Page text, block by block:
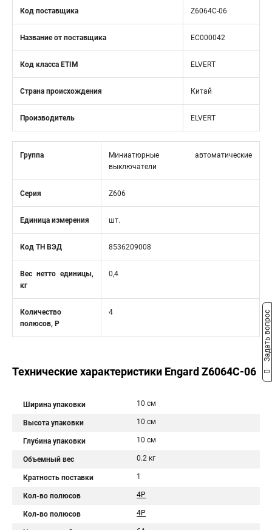
Код поставщика Z6064C-06
Название от поставщика EC000042
Код класса ETIM ELVERT
Страна происхождения Китай
Производитель ELVERT
Группа
Миниатюрные автоматические
выключатели
Серия Z606
Единица измерения шт.
Код ТН ВЭД 8536209008
Вес нетто единицы,
кг
0,4
Количество
полюсов, Р
4
Технические характеристики Engard Z6064C-06
Ширина упаковки 10 см
Высота упаковки 10 см
Глубина упаковки 10 см
Объемный вес 0.2 кг
Кратность поставки 1
Кол-во полюсов 4P
Кол-во полюсов 4Р
Задать вопрос